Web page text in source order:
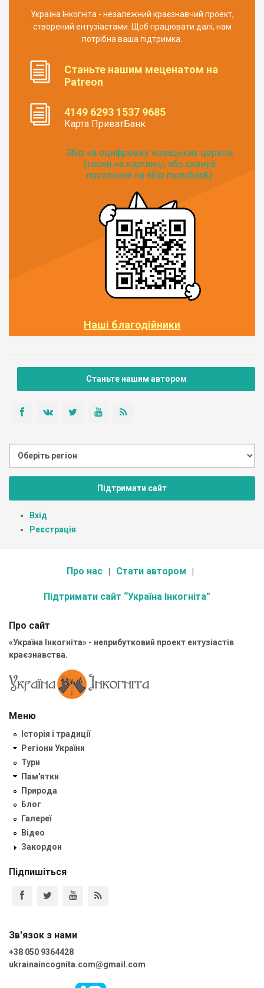
Україна Інкогніта - незалежний краєзнавчий проект,
створений ентузіастами. Щоб працювати далі, нам
потрібна ваша підтримка.
Станьте нашим меценатом на
Patreon
4149 6293 1537 9685
Карта ПриватБанк
Збір на оцифровку козацьких церков
(тисни на картинці, або скануй
посилання на збір monobank):
Наші благодійники
Станьте нашим автором
Підтримати сайт
Вхід
Реєстрація
Про нас Стати автором
Підтримати сайт “Україна Інкогніта”
Про сайт
«Україна Інкогніта» - неприбутковий проект ентузіастів
краєзнавства.
Меню
Історія і традиції
Регіони України
Тури
Пам'ятки
Природа
Блог
Галереї
Відео
Закордон
Підпишіться
Зв'язок з нами
+38 050 9364428
ukrainaincognita.com@gmail.com